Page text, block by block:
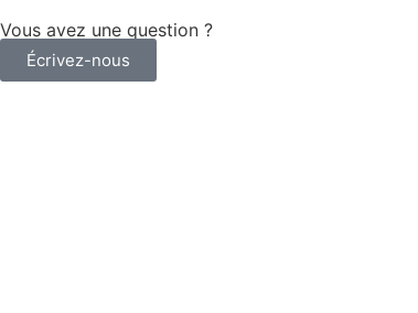
Vous avez une question ?
Écrivez-nous